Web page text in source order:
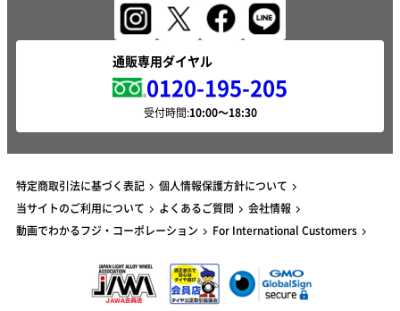
通販専用ダイヤル
0120-195-205
受付時間:
特定商取引法に基づく表記
個人情報保護方針について
当サイトのご利用について
よくあるご質問
会社情報
動画でわかるフジ・コーポレーション
For International Customers